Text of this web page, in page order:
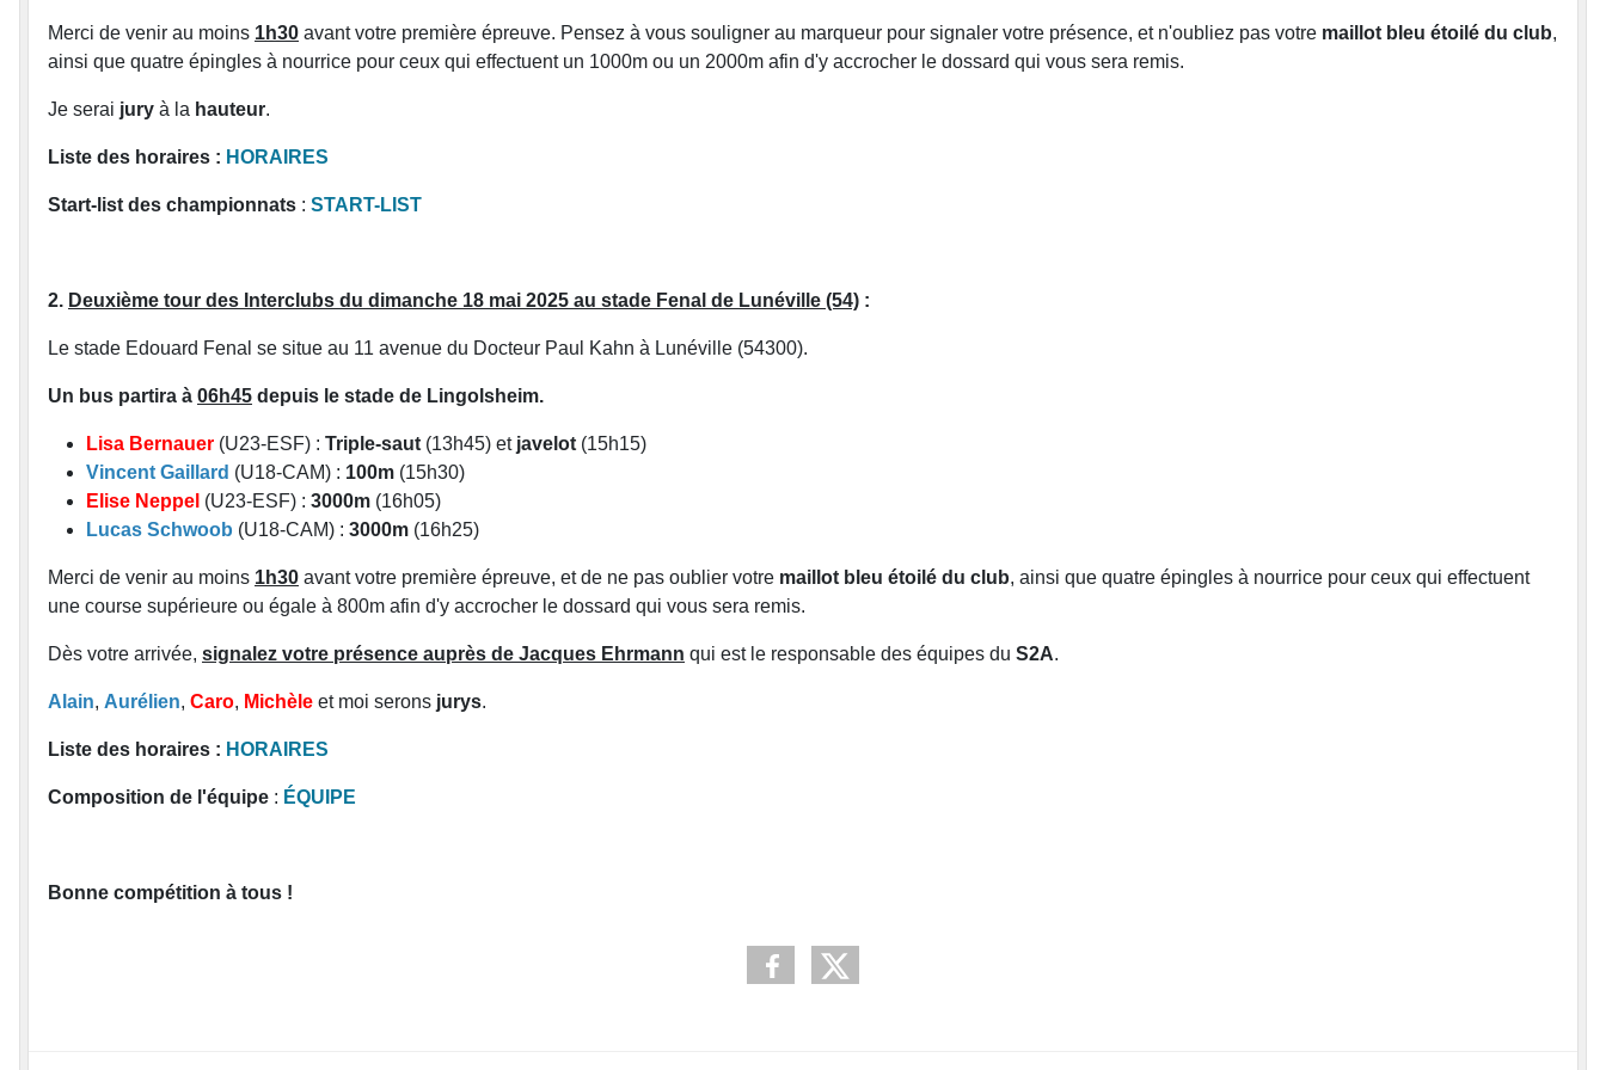
Merci de venir au moins 1h30 avant votre première épreuve. Pensez à vous souligner au marqueur pour signaler votre présence, et n'oubliez pas votre maillot bleu étoilé du club,
ainsi que quatre épingles à nourrice pour ceux qui effectuent un 1000m ou un 2000m afin d'y accrocher le dossard qui vous sera remis.
Je serai jury à la hauteur.
Liste des horaires : HORAIRES
Start-list des championnats : START-LIST
2. Deuxième tour des Interclubs du dimanche 18 mai 2025 au stade Fenal de Lunéville (54) :
Le stade Edouard Fenal se situe au 11 avenue du Docteur Paul Kahn à Lunéville (54300).
Un bus partira à 06h45 depuis le stade de Lingolsheim.
Lisa Bernauer (U23-ESF) : Triple-saut (13h45) et javelot (15h15)
Vincent Gaillard (U18-CAM) : 100m (15h30)
Elise Neppel (U23-ESF) : 3000m (16h05)
Lucas Schwoob (U18-CAM) : 3000m (16h25)
Merci de venir au moins 1h30 avant votre première épreuve, et de ne pas oublier votre maillot bleu étoilé du club, ainsi que quatre épingles à nourrice pour ceux qui effectuent
une course supérieure ou égale à 800m afin d'y accrocher le dossard qui vous sera remis.
Dès votre arrivée, signalez votre présence auprès de Jacques Ehrmann qui est le responsable des équipes du S2A.
Alain, Aurélien, Caro, Michèle et moi serons jurys.
Liste des horaires : HORAIRES
Composition de l'équipe : ÉQUIPE
Bonne compétition à tous !